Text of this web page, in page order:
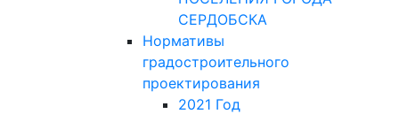
СЕРДОБСКА
Нормативы
градостроительного
проектирования
2021 Год